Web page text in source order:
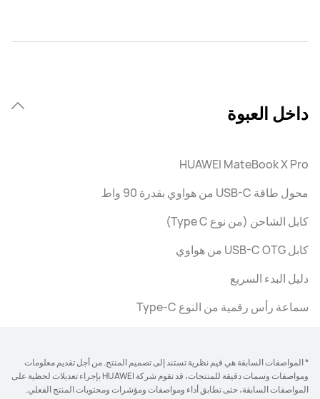
داخل العبوة
HUAWEI MateBook X Pro
محول طاقة USB-C من هواوي بقدرة 90 واط
كابل الشاحن (من نوع Type C)
كابل USB-C OTG من هواوي
دليل البدء السريع
سماعة رأس رقمية من النوع Type-C
* المواصفات السابقة هي قيم نظرية تستند إلى تصميم المنتج. من أجل تقديم معلومات
ومواصفات وسمات دقيقة للمنتجات، قد تقوم شركة HUAWEI بإجراء تعديلات لحظية على
المواصفات السابقة، حتى تطابق أداء ومواصفات ومؤشرات ومحتويات المنتج الفعلي.